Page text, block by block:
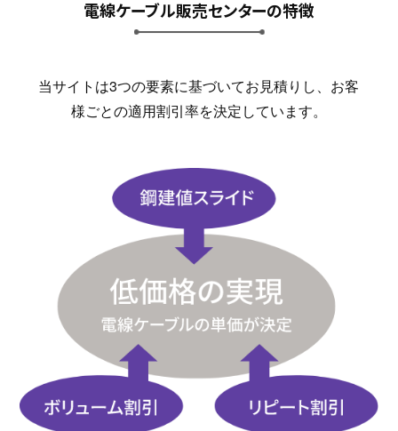
電線ケーブル販売センターの特徴
当サイトは3つの要素に基づいてお見積りし、お客
様ごとの適用割引率を決定しています。